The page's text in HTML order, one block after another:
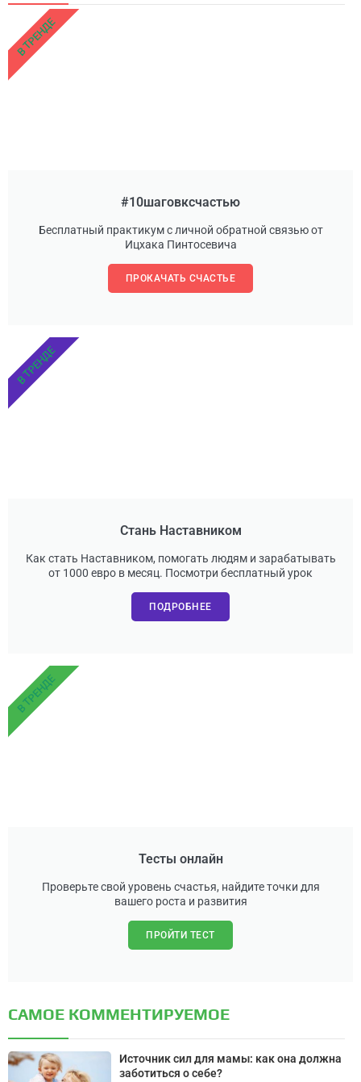
#10шаговксчастью
Бесплатный практикум с личной обратной связью от
Ицхака Пинтосевича
ПРОКАЧАТЬ СЧАСТЬЕ
В ТРЕНДЕ
Стань Наставником
Как стать Наставником, помогать людям и зарабатывать
от 1000 евро в месяц. Посмотри бесплатный урок
ПОДРОБНЕЕ
В ТРЕНДЕ
Тесты онлайн
Проверьте свой уровень счастья, найдите точки для
вашего роста и развития
ПРОЙТИ ТЕСТ
В ТРЕНДЕ
САМОЕ КОММЕНТИРУЕМОЕ
Источник сил для мамы: как она должна
заботиться о себе?